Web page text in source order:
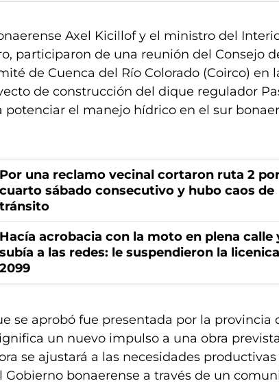
Axel Kicillof y el ministro del
participaron de una reunión del Consejo
de Cuenca del Río Colorado (Coirco) en
de construcción del dique regulador
potenciar el manejo hídrico en el sur
Por una reclamo vecinal cortaron ruta 2
cuarto sábado consecutivo y hubo caos de
tránsito
Hacía acrobacia con la moto en plena calle
subía a las redes: le suspendieron la
2099
se aprobó fue presentada por la provincia
un nuevo impulso a una obra
se ajustará a las necesidades productivas
Gobierno bonaerense a través de un